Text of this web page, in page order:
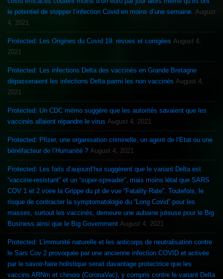
le potentiel de stopper l’infection Covid en moins d’une semaine. August
4, 2021
Protected: Les Origines du Covid 19: revues et corrigées August 4,
2021
Protected: Les infections Delta des vaccinés en Grande Bretagne
dépasseraient les infections Delta parmi les non vaccinés August 4,
2021
Protected: Un CDC mémo suggère que les autorités savaient que les
vaccinés allaient répandre le virus August 4, 2021
Protected: Pfizer, une organisation criminelle, un agent de l’Etat ou une
bénéfacteur de l’Humanité ? August 4, 2021
Protected: Les faits d’aujourd’hui suggèrent que le variant Delta est
“vaccine-resistant” et un “super-spreader”, mais moins létal que SARS
COV 1 et 2 voire la Grippe du pt de vue “Fatality Rate”. Toutefois, le
risque de contracter la symptomatologie du “Long Covid” pour les
masses, surtout les vaccinés, demeure une aubaine juteuse pour le Big
Business ainsi que le Big Government August 4, 2021
Protected: L’immunité naturelle et les anticorps de neutralisation contre
le Sars Cov 2 provoquée par une ancienne infection COVID et activée
par le savoir-faire holistique serait davantage protectrice que les
vaccins ARNm et chinois (CoronaVac), y compris contre le variant Delta